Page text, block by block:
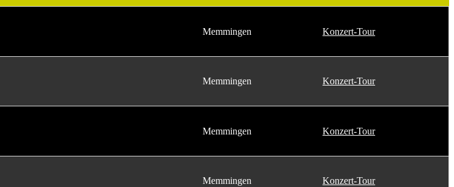
Memmingen Konzert-Tour
Memmingen Konzert-Tour
Memmingen Konzert-Tour
Memmingen Konzert-Tour